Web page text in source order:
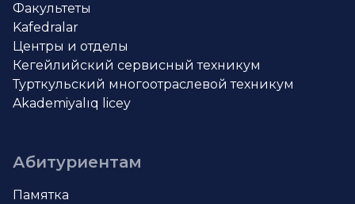
Факультеты
Kafedralar
Центры и отделы
Кегейлийский сервисный техникум
Турткульский многоотраслевой техникум
Akademiyalıq licey
Абитуриентам
Памятка